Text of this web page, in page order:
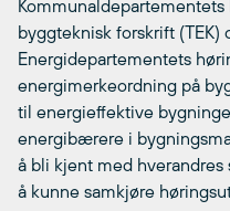
byggteknisk forskrift (TEK)
Energidepartementets
energimerkeordning på
til energieffektive
energibærere i
å bli kjent med
å kunne samkjøre